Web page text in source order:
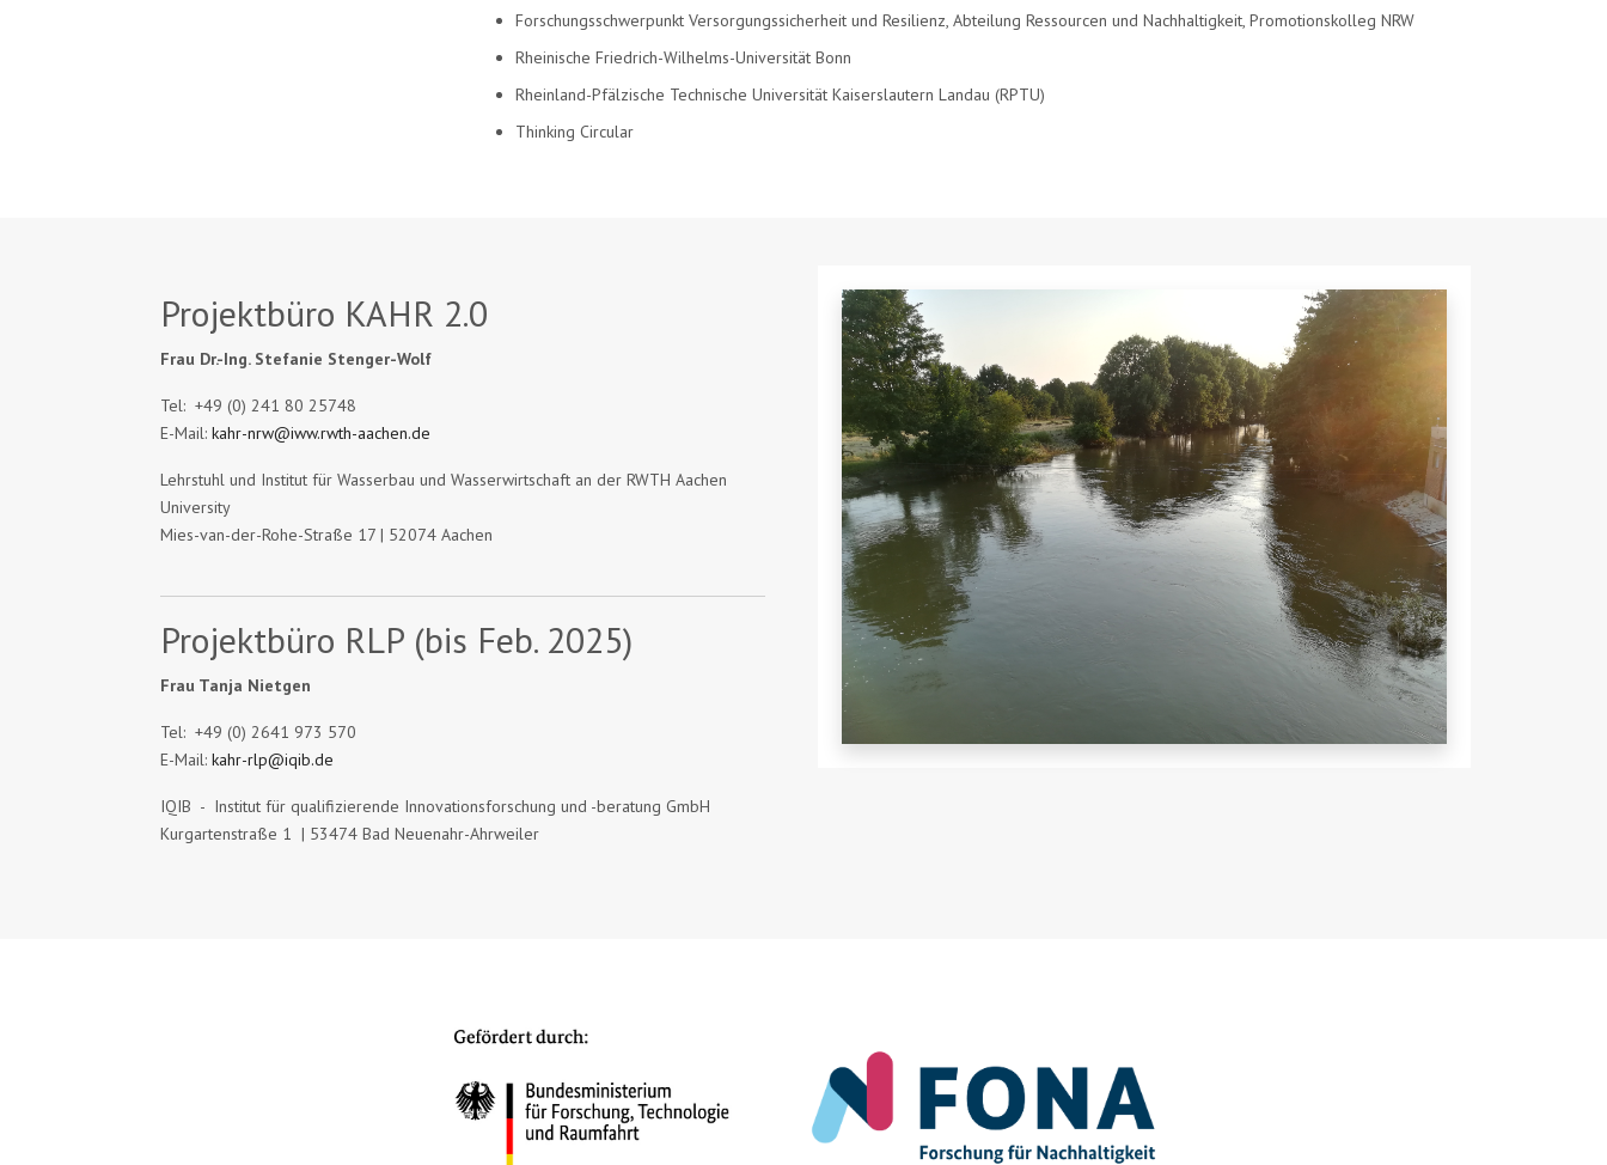
Forschungsschwerpunkt Versorgungssicherheit und Resilienz, Abteilung Ressourcen und Nachhaltigkeit, Promotionskolleg NRW
Rheinische Friedrich-Wilhelms-Universität Bonn
Rheinland-Pfälzische Technische Universität Kaiserslautern Landau (RPTU)
Thinking Circular
Projektbüro KAHR 2.0
Frau Dr.-Ing. Stefanie Stenger-Wolf
Tel: +49 (0) 241 80 25748
E-Mail: kahr-nrw@iww.rwth-aachen.de
Lehrstuhl und Institut für Wasserbau und Wasserwirtschaft an der RWTH Aachen
University
Mies-van-der-Rohe-Straße 17 | 52074 Aachen
Projektbüro RLP (bis Feb. 2025)
Frau Tanja Nietgen
Tel: +49 (0) 2641 973 570
E-Mail: kahr-rlp@iqib.de
IQIB - Institut für qualifizierende Innovationsforschung und -beratung GmbH
Kurgartenstraße 1 | 53474 Bad Neuenahr-Ahrweiler